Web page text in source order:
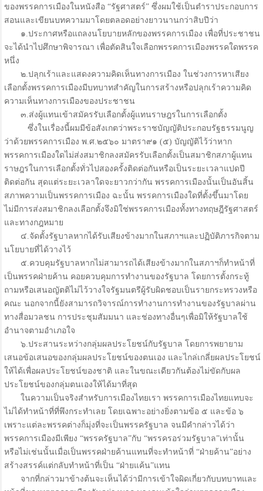
ของพรรคการเมืองในหนังสือ “รัฐศาสตร์” ซึ่งผมใช้เป็นตำราประกอบการ
สอนและเขียนบทความมาโดยตลอดอย่างยาวนานกว่าสิบปีว่า
๑.ประกาศหรือแถลงนโยบายหลักของพรรคการเมือง เพื่อที่ประชาชน
จะได้นำไปศึกษาพิจารณา เพื่อตัดสินใจเลือกพรรคการเมืองพรรคใดพรรค
หนึ่ง
๒.ปลุกเร้าและแสดงความคิดเห็นทางการเมือง ในช่วงการหาเสียง
เลือกตั้งพรรคการเมืองมีบทบาทสำคัญในการสร้างหรือปลุกเร้าความคิด
ความเห็นทางการเมืองของประชาชน
๓.ส่งผู้แทนเข้าสมัครรับเลือกตั้งผู้แทนราษฎรในการเลือกตั้ง
ซึ่งในเรื่องนี้ผมมีข้อสังเกตว่าพระราชบัญญัติประกอบรัฐธรรมนูญ
ว่าด้วยพรรคการเมือง พ.ศ.๒๕๖๐ มาตรา๙๑ (๕) บัญญัติไว้ว่าหาก
พรรคการเมืองใดไม่ส่งสมาชิกลงสมัครรับเลือกตั้งเป็นสมาชิกสภาผู้แทน
ราษฎรในการเลือกตั้งทั่วไปสองครั้งติดต่อกันหรือเป็นระยะเวลาแปดปี
ติดต่อกัน สุดแต่ระยะเวลาใดจะยาวกว่ากัน พรรคการเมืองนั้นเป็นอันสิ้น
สภาพความเป็นพรรคการเมือง ฉะนั้น พรรคการเมืองใดที่ตั้งขึ้นมาโดย
ไม่มีการส่งสมาชิกลงเลือกตั้งจึงมิใช่พรรคการเมืองทั้งทางทฤษฎีรัฐศาสตร์
และทางกฎหมาย
๔.จัดตั้งรัฐบาลหากได้รับเสียงข้างมากในสภาฯและปฏิบัติภารกิจตาม
นโยบายที่ได้วางไว้
๕.ควบคุมรัฐบาลหากไม่สามารถได้เสียงข้างมากในสภาฯก็ทำหน้าที่
เป็นพรรคฝ่ายค้าน คอยควบคุมการทำงานของรัฐบาล โดยการตั้งกระทู้
ถามหรือเสนอญัตติไม่ไว้วางใจรัฐมนตรีผู้รับผิดชอบเป็นรายกระทรวงหรือ
คณะ นอกจากนี้ยังสามารถวิจารณ์การทำงานการทำงานของรัฐบาลผ่าน
ทางสื่อมวลชน การประชุมสัมมนา และช่องทางอื่นๆเพื่อมิให้รัฐบาลใช้
อำนาจตามอำเภอใจ
๖.ประสานระหว่างกลุ่มผลประโยชน์กับรัฐบาล โดยการพยายาม
เสนอข้อเสนอของกลุ่มผลประโยชน์ของตนเอง และไกล่เกลี่ยผลประโยชน์
ให้ได้เพื่อผลประโยชน์ของชาติ และในขณะเดียวกันต้องไม่ขัดกับผล
ประโยชน์ของกลุ่มตนเองให้ได้มาที่สุด
ในความเป็นจริงสำหรับการเมืองไทยเรา พรรคการเมืองไทยแทบจะ
ไม่ได้ทำหน้าที่ที่พึงกระทำเลย โดยเฉพาะอย่างยิ่งตามข้อ ๕ และข้อ ๖
เพราะแต่ละพรรคต่างก็มุ่งที่จะเป็นพรรครัฐบาล จนมีคำกล่าวได้ว่า
พรรคการเมืองมีเพียง “พรรครัฐบาล”กับ “พรรครอร่วมรัฐบาล”เท่านั้น
หรือไม่เช่นนั้นเมื่อเป็นพรรคฝ่ายค้านแทนที่จะทำหน้าที่ “ฝ่ายค้าน”อย่าง
สร้างสรรค์แต่กลับทำหน้าที่เป็น “ฝ่ายแค้น”แทน
จากที่กล่าวมาข้างต้นจะเห็นได้ว่ามีการเข้าใจผิดเกี่ยวกับบทบาทและ